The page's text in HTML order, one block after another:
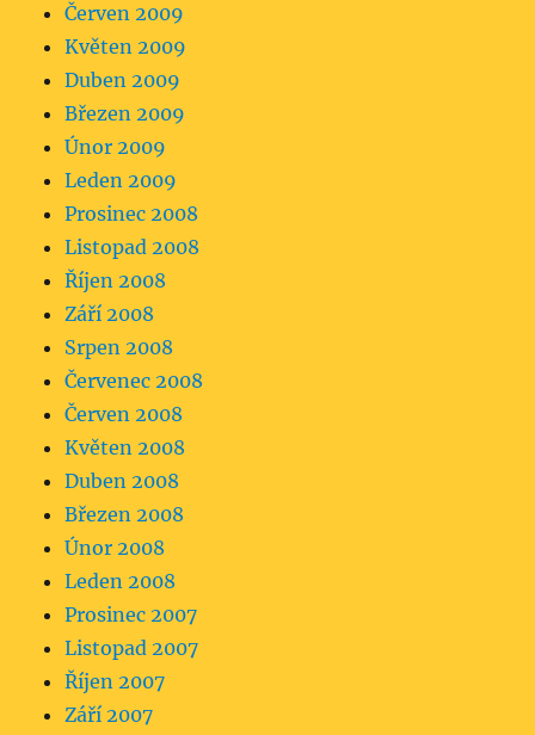
Červen 2009
Květen 2009
Duben 2009
Březen 2009
Únor 2009
Leden 2009
Prosinec 2008
Listopad 2008
Říjen 2008
Září 2008
Srpen 2008
Červenec 2008
Červen 2008
Květen 2008
Duben 2008
Březen 2008
Únor 2008
Leden 2008
Prosinec 2007
Listopad 2007
Říjen 2007
Září 2007